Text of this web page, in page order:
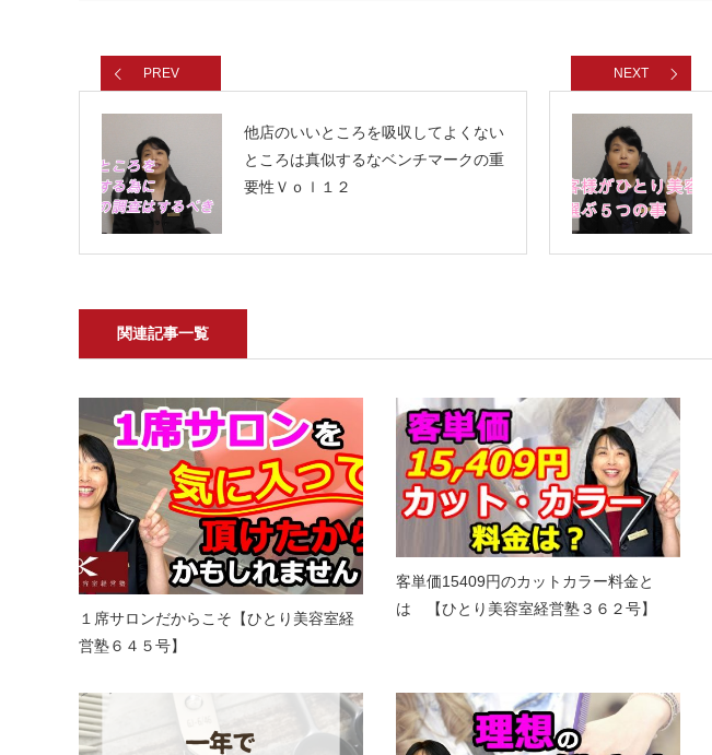
PREV
他店のいいところを吸収してよくない
ところは真似するなベンチマークの重
要性Ｖｏｌ１２
NEXT
関連記事一覧
１席サロンだからこそ【ひとり美容室経
営塾６４５号】
客単価15409円のカットカラー料金と
は 【ひとり美容室経営塾３６２号】